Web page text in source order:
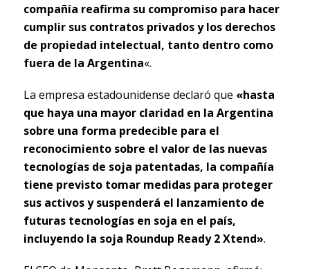
compañía reafirma su compromiso para hacer
cumplir sus contratos privados y los derechos
de propiedad intelectual, tanto dentro como
fuera de la Argentina«.
La empresa estadounidense declaró que «hasta
que haya una mayor claridad en la Argentina
sobre una forma predecible para el
reconocimiento sobre el valor de las nuevas
tecnologías de soja patentadas, la compañía
tiene previsto tomar medidas para proteger
sus activos y suspenderá el lanzamiento de
futuras tecnologías en soja en el país,
incluyendo la soja Roundup Ready 2 Xtend».